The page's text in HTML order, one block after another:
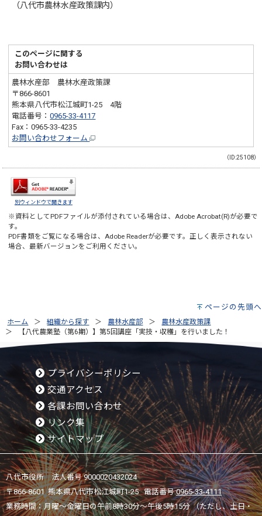
（八代市農林水産政策課内）
このページに関する
お問い合わせは
農林水産部 農林水産政策課
〒866-8601
熊本県八代市松江城町1-25 4階
電話番号：0965-33-4117
Fax：0965-33-4235
お問い合わせフォーム
（ID:25108）
別ウィンドウで開きます
※資料としてPDFファイルが添付されている場合は、 Adobe Acrobat(R)が必要で
す。
PDF書類をご覧になる場合は、 Adobe Readerが必要です。正しく表示されない
場合、最新バージョンをご利用ください。
ページの先頭へ
ホーム 組織から探す 農林水産部
農林水産政策課
【八代農業塾（第6期）】第5回講座「実技・収穫」を行いました！
プライバシーポリシー
交通アクセス
各課お問い合わせ
リンク集
サイトマップ
八代市役所 法人番号 9000020432024
〒866-8601 熊本県八代市松江城町1-25 電話番号:0965-33-4111
業務時間：月曜～金曜日の午前8時30分～午後5時15分 （ただし、土日・